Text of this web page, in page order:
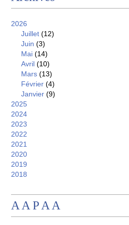
2026
Juillet (12)
Juin (3)
Mai (14)
Avril (10)
Mars (13)
Février (4)
Janvier (9)
2025
2024
2023
2022
2021
2020
2019
2018
A A P A A